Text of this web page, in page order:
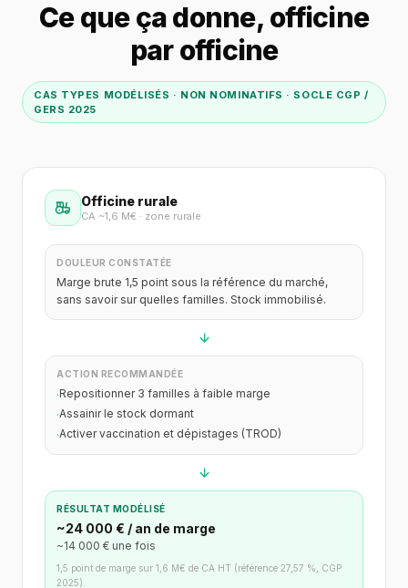
Ce que ça donne, officine
par officine
CAS TYPES MODÉLISÉS · NON NOMINATIFS · SOCLE CGP /
GERS 2025
Officine rurale
CA ~1,6 M€ · zone rurale
DOULEUR CONSTATÉE
Marge brute 1,5 point sous la référence du marché,
sans savoir sur quelles familles. Stock immobilisé.
ACTION RECOMMANDÉE
·Repositionner 3 familles à faible marge
·Assainir le stock dormant
·Activer vaccination et dépistages (TROD)
RÉSULTAT MODÉLISÉ
~24 000 € / an de marge
~14 000 € une fois
1,5 point de marge sur 1,6 M€ de CA HT (référence 27,57 %, CGP
2025).